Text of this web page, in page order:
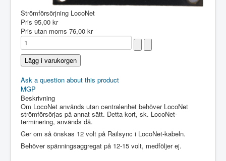
Strömförsörjning LocoNet
Pris 95,00 kr
Pris utan moms 76,00 kr
Ask a question about this product
MGP
Beskrivning
Om LocoNet används utan centralenhet behöver LocoNet
strömförsörjas på annat sätt. Detta kort, sk. LocoNet-
terminering, används då.
Ger om så önskas 12 volt på Railsync i LocoNet-kabeln.
Behöver spänningsaggregat på 12-15 volt, medföljer ej.